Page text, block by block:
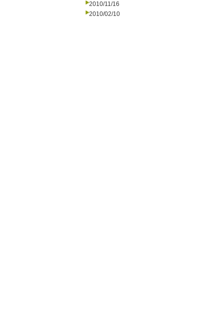
2010/11/16
2010/02/10